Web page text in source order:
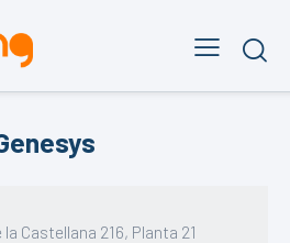
Castellana 216, Planta 21